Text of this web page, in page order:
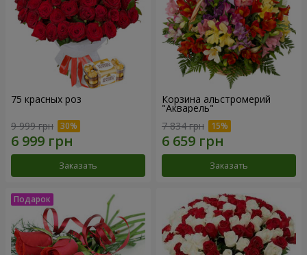
75 красных роз
9 999 грн
Заказать
Корзина альстромерий
"Акварель"
7 834 грн
Заказать